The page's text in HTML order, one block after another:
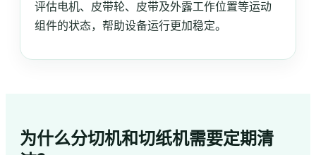
评估电机、皮带轮、皮带及外露工作位置等运动
组件的状态，帮助设备运行更加稳定。
为什么分切机和切纸机需要定期清